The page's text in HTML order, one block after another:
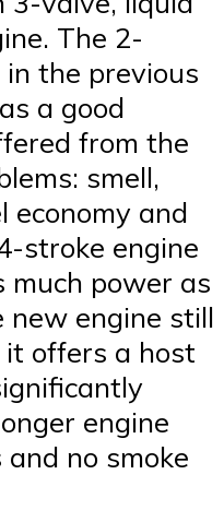
The 2-
the previous
a good
from the
smell,
economy and
stroke engine
much power as
engine still
offers a host
engine
no smoke